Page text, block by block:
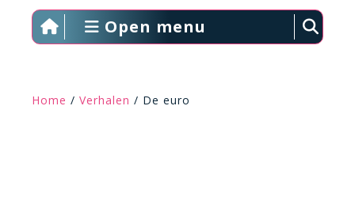
Open menu
Home / Verhalen / De euro